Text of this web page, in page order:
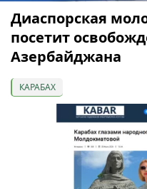
Диаспорская
посетит
Азербайджана
КАРАБАХ